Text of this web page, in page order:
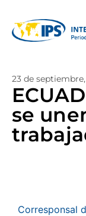
23 de septiembre,
se
Corresponsal